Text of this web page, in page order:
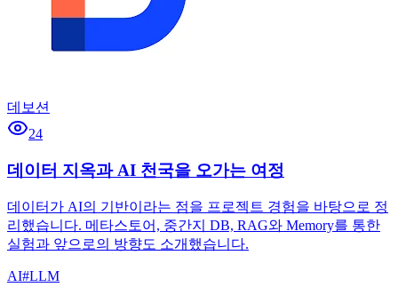
데보션
24
데이터 지옥과 AI 천국을 오가는 여정
데이터가 AI의 기반이라는 점을 프로젝트 경험을 바탕으로 정
리했습니다. 메타스토어, 중간지 DB, RAG와 Memory를 통한
실험과 앞으로의 방향도 소개했습니다.
AI#LLM